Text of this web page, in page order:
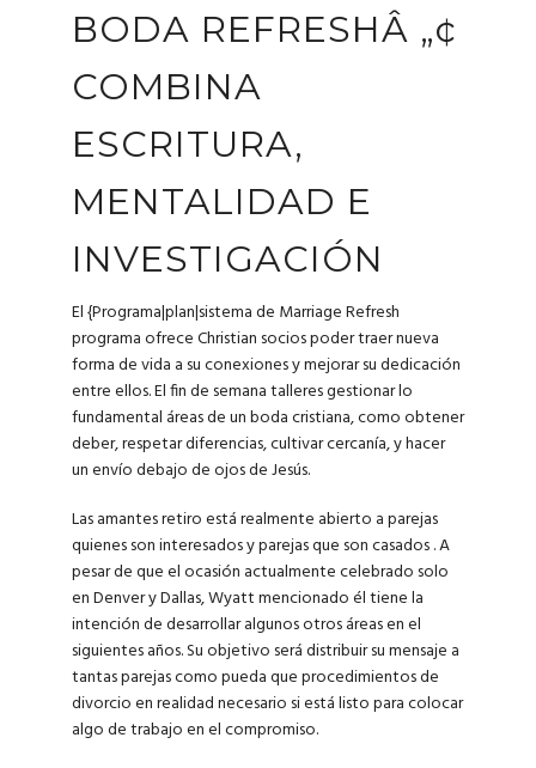
BODA REFRESHÂ „¢
COMBINA
ESCRITURA,
MENTALIDAD E
INVESTIGACIÓN
El {Programa|plan|sistema de Marriage Refresh
programa ofrece Christian socios poder traer nueva
forma de vida ​​a su conexiones y mejorar su dedicación
entre ellos. El fin de semana talleres gestionar lo
fundamental áreas de un boda cristiana, como obtener
deber, respetar diferencias, cultivar cercanía, y hacer
un envío debajo de ojos de Jesús.
Las amantes retiro está realmente abierto a parejas
quienes son interesados y parejas que son casados ​​. A
pesar de que el ocasión actualmente celebrado solo
en Denver y Dallas, Wyatt mencionado él tiene la
intención de desarrollar algunos otros áreas en el
siguientes años. Su objetivo será distribuir su mensaje a
tantas parejas como pueda que procedimientos de
divorcio en realidad necesario si está listo para colocar
algo de trabajo en el compromiso.